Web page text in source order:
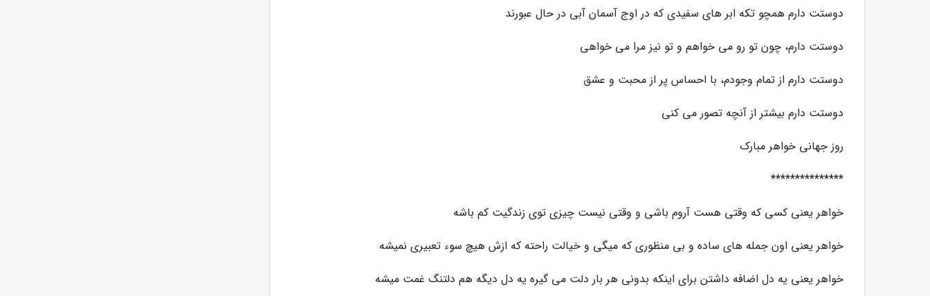
دوستت دارم همچو تکه ابر های سفیدی که در اوج آسمان آبی در حال عبورند
دوستت دارم، چون تو رو می خواهم و تو نیز مرا می خواهی
دوستت دارم از تمام وجودم، با احساس پر از محبت و عشق
دوستت دارم بیشتر از آنچه تصور می کنی
روز جهانی خواهر مبارک
***************
خواهر یعنی کسی که وقتی هست آروم باشی و وقتی نیست چیزی توی زندگیت کم باشه
خواهر یعنی اون جمله های ساده و بی منظوری که میگی و خیالت راحته که ازش هیچ سوء تعبیری نمیشه
خواهر یعنی یه دل اضافه داشتن برای اینکه بدونی هر بار دلت می گیره یه دل دیگه هم دلتنگ غمت میشه